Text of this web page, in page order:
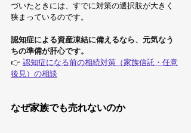
づいたときには、すでに対策の選択肢が大きく
狭まっているのです。
認知症による資産凍結に備えるなら、元気なう
ちの準備が肝心です。
👉 認知症になる前の相続対策（家族信託・任意
後見）の相談
なぜ家族でも売れないのか